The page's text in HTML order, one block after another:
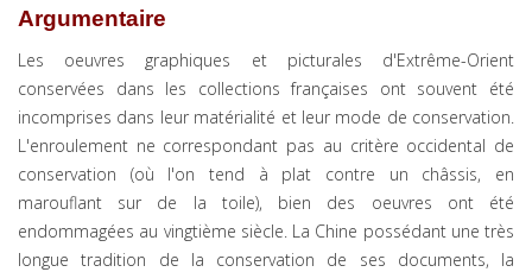
Argumentaire
Les oeuvres graphiques et picturales d'Extrême-Orient
conservées dans les collections françaises ont souvent été
incomprises dans leur matérialité et leur mode de conservation.
L'enroulement ne correspondant pas au critère occidental de
conservation (où l'on tend à plat contre un châssis, en
marouflant sur de la toile), bien des oeuvres ont été
endommagées au vingtième siècle. La Chine possédant une très
longue tradition de la conservation de ses documents, la